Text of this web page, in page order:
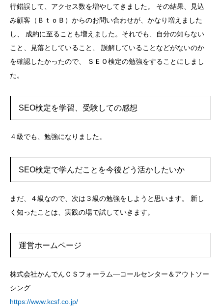
行錯誤して、アクセス数を増やしてきました。 その結果、見込
み顧客（ＢｔｏＢ）からのお問い合わせが、かなり増えました
し、 成約に至ることも増えました。それでも、自分の知らない
こと、見落としていること、 誤解していることなどがないのか
を確認したかったので、 ＳＥＯ検定の勉強をすることにしまし
た。
SEO検定を学習、受験しての感想
４級でも、勉強になりました。
SEO検定で学んだことを今後どう活かしたいか
まだ、４級なので、次は３級の勉強をしようと思います。 新し
く知ったことは、実践の場で試していきます。
運営ホームページ
株式会社かんでんＣＳフォーラム—コールセンター＆アウトソー
シング
https://www.kcsf.co.jp/